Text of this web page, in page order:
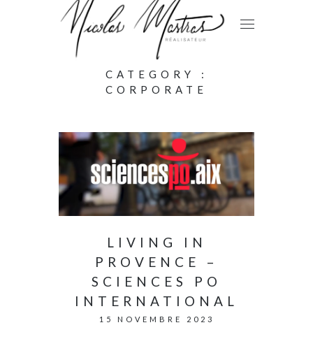
CATEGORY :
CORPORATE
LIVING IN
PROVENCE –
SCIENCES PO
INTERNATIONAL
15 NOVEMBRE 2023